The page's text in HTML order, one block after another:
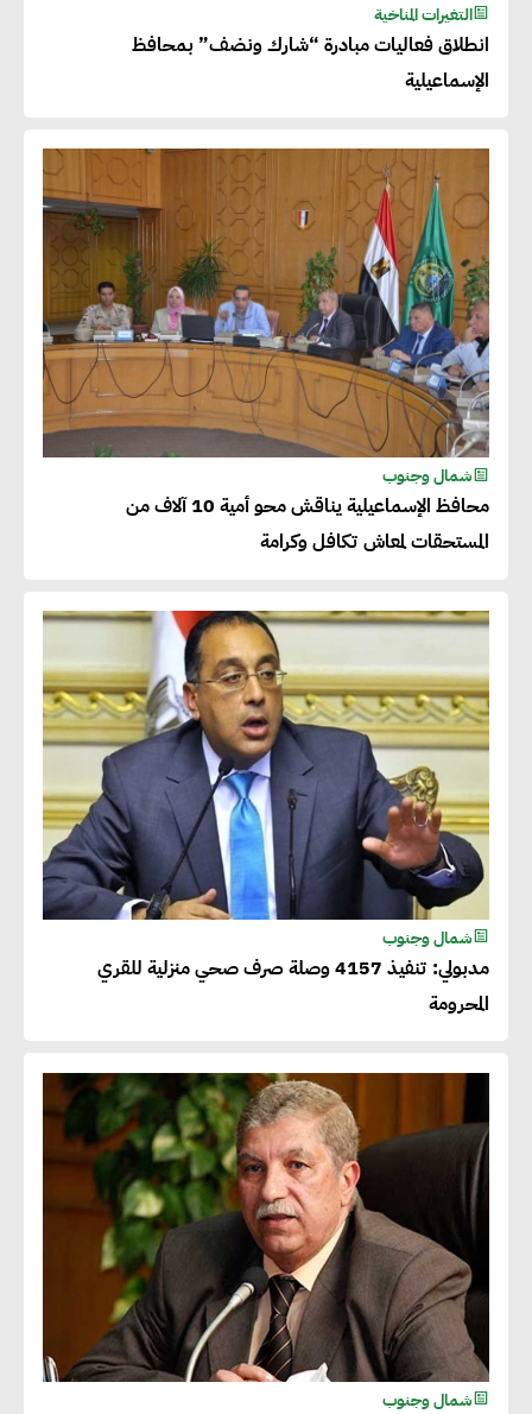
التغيرات المناخية
انطلاق فعاليات مبادرة “شارك ونضف” بمحافظ
الإسماعيلية
شمال وجنوب
محافظ الإسماعيلية يناقش محو أمية 10 آلاف من
المستحقات لمعاش تكافل وكرامة
شمال وجنوب
مدبولي: تنفيذ 4157 وصلة صرف صحي منزلية للقري
المحرومة
شمال وجنوب